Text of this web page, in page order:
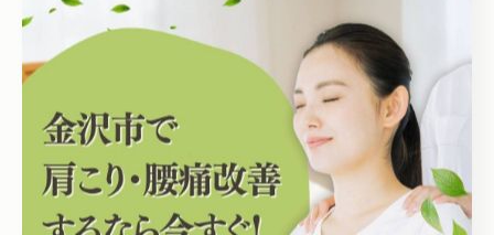
ちます。
整体で得るリフレッシュ体験と美しさの両立
整体を受けることで、身体の不調を和らげながら心身と
もにリフレッシュできるのが大きな特長です。石川県金
沢市上平町の整体サロンでは、施術前の丁寧なカウンセ